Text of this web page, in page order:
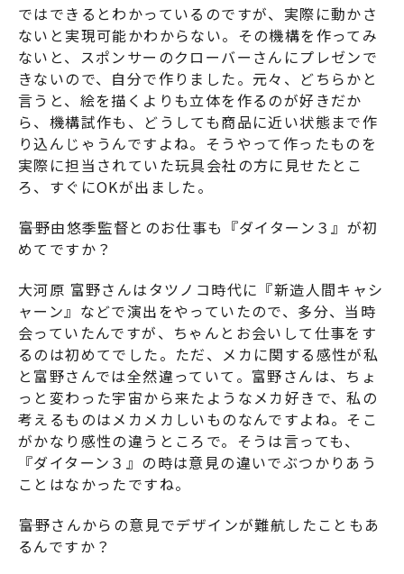
ではできるとわかっているのですが、実際に動かさ
ないと実現可能かわからない。その機構を作ってみ
ないと、スポンサーのクローバーさんにプレゼンで
きないので、自分で作りました。元々、どちらかと
言うと、絵を描くよりも立体を作るのが好きだか
ら、機構試作も、どうしても商品に近い状態まで作
り込んじゃうんですよね。そうやって作ったものを
実際に担当されていた玩具会社の方に見せたとこ
ろ、すぐにOKが出ました。
――富野由悠季監督とのお仕事も『ダイターン３』が初
めてですか？
大河原 富野さんはタツノコ時代に『新造人間キャシ
ャーン』などで演出をやっていたので、多分、当時
会っていたんですが、ちゃんとお会いして仕事をす
るのは初めてでした。ただ、メカに関する感性が私
と富野さんでは全然違っていて。富野さんは、ちょ
っと変わった宇宙から来たようなメカ好きで、私の
考えるものはメカメカしいものなんですよね。そこ
がかなり感性の違うところで。そうは言っても、
『ダイターン３ 』の時は意見の違いでぶつかりあう
ことはなかったですね。
――富野さんからの意見でデザインが難航したこともあ
るんですか？